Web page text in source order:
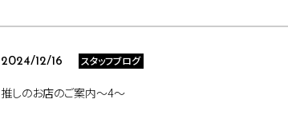
2024/12/16 スタッフブログ
推しのお店のご案内～4～